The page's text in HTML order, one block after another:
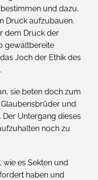
und dazu,
Druck aufzubauen.
dem Druck der
gewaltbereite
Joch der Ethik des
sie beten doch zum
und
Der Untergang dieses
noch zu
es Sekten und
haben und